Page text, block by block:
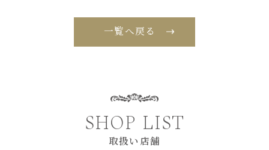
一覧へ戻る
SHOP LIST
取扱い店舗